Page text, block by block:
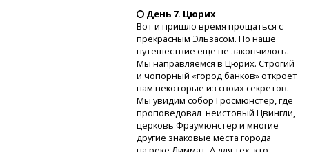
День 7. Цюрих
Вот и пришло время прощаться с
прекрасным Эльзасом. Но наше
путешествие еще не закончилось.
Мы направляемся в Цюрих. Строгий
и чопорный «город банков» откроет
нам некоторые из своих секретов.
Мы увидим собор Гросмюнстер, где
проповедовал неистовый Цвингли,
церковь Фраумюнстер и многие
другие знаковые места города